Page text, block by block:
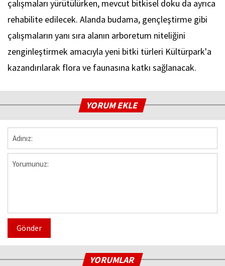
çalışmaları yürütülürken, mevcut bitkisel doku da ayrıca
rehabilite edilecek. Alanda budama, gençleştirme gibi
çalışmaların yanı sıra alanın arboretum niteliğini
zenginleştirmek amacıyla yeni bitki türleri Kültürpark'a
kazandırılarak flora ve faunasına katkı sağlanacak.
YORUM EKLE
Gönder
YORUMLAR